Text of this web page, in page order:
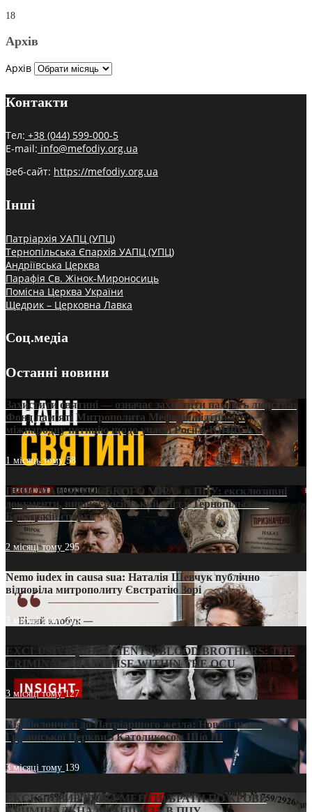
18
Архів
Архів
Контакти
Тел: +38 (044) 599-000-5
E-mail: info@mefodiy.org.ua
Веб-сайт: https://mefodiy.org.ua
Інші
Патріархія УАПЦ (УПЦ)
Тернопільська Єпархія УАПЦ (УПЦ)
Андріївська Церква
Парафія Св. Жінок-Мироносиць
Помісна Церква України
Щедрик – Церковна Лавка
Соц.медіа
Останні новини
Захистити святині — означає захистити пам’ять людства:
Фонд пам’яті Митрополита Мефодія підтримує
міжнародну петицію щодо участі Росії в ЮНЕСКО
1 місяць тому58
ПРИСМАК «РУССЬКОГО МІРА» в ПЦУ: ексклюзивні
документи, вирок і російський слід у Тернопільсько-
Бучацькій єпархії
2 місяці тому 295
Nemo iudex in causa sua: Наталія Шевчук публічно
відповіла митрополиту Євстратію Зорі
3 місяці тому213
EXCLUSIVE (DOCUMENTS)/BLOOD BROTHERS: THE
CRIMINAL FRANCHISE WITHIN THE OCU
3 місяці тому127
Від віолончелі до Патріаршого жезла: Новий шлях
Грузинської Церкви з Католикосом Шіо III
3 місяці тому 139
ЕКСКЛЮЗИВ (ДОКУМЕНТИ)/БРАТИ ПО КРОВІ: